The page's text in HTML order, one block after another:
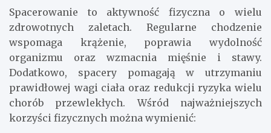
Spacerowanie to aktywność fizyczna o wielu
zdrowotnych zaletach. Regularne chodzenie
wspomaga krążenie, poprawia wydolność
organizmu oraz wzmacnia mięśnie i stawy.
Dodatkowo, spacery pomagają w utrzymaniu
prawidłowej wagi ciała oraz redukcji ryzyka wielu
chorób przewlekłych. Wśród najważniejszych
korzyści fizycznych można wymienić: